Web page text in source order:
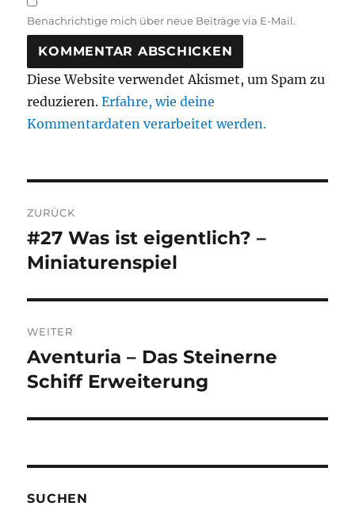
Benachrichtige mich über neue Beiträge via E-Mail.
Diese Website verwendet Akismet, um Spam zu
reduzieren.Erfahre, wie deine
Kommentardaten verarbeitet werden.
ZURÜCK
Vorheriger
Beitrag:
#27 Was ist eigentlich? –
Miniaturenspiel
WEITER
Nächster
Beitrag:
Aventuria – Das Steinerne
Schiff Erweiterung
SUCHEN